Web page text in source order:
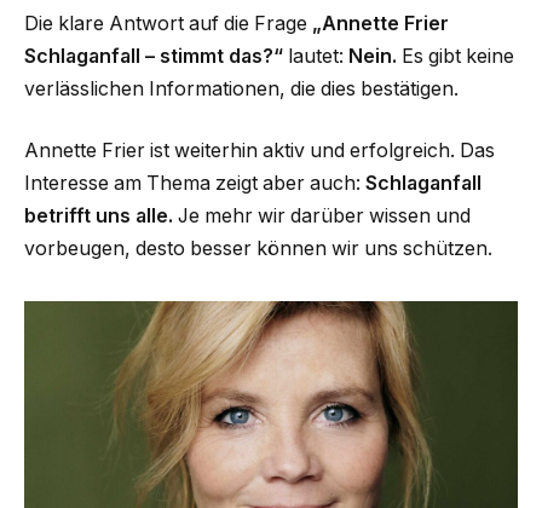
Die klare Antwort auf die Frage „Annette Frier
Schlaganfall – stimmt das?“ lautet: Nein. Es gibt keine
verlässlichen Informationen, die dies bestätigen.
Annette Frier ist weiterhin aktiv und erfolgreich. Das
Interesse am Thema zeigt aber auch: Schlaganfall
betrifft uns alle. Je mehr wir darüber wissen und
vorbeugen, desto besser können wir uns schützen.